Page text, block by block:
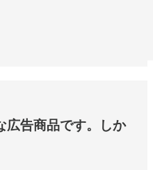
広告商品です。しか